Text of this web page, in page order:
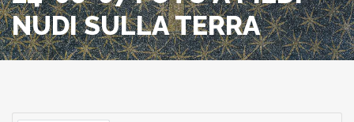
NUDI SULLA TERRA